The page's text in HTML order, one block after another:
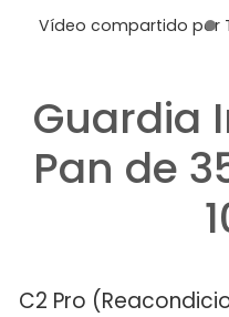
Vídeo compartido por
Guardia
Pan de
C2 Pro